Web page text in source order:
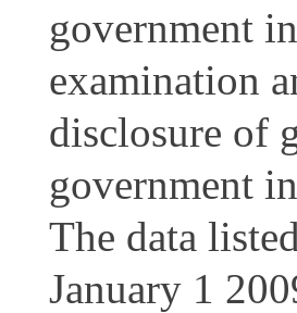
government
examination
disclosure of
government
The data
January 1